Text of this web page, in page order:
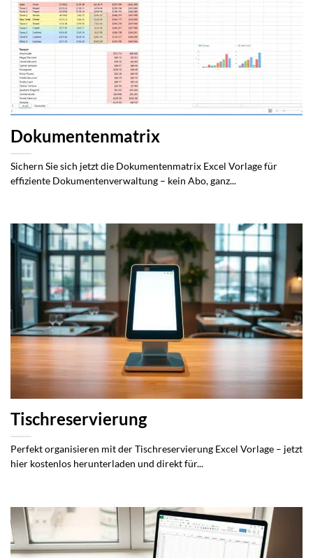
Dokumentenmatrix
Sichern Sie sich jetzt die Dokumentenmatrix Excel Vorlage für
effiziente Dokumentenverwaltung – kein Abo, ganz...
Tischreservierung
Perfekt organisieren mit der Tischreservierung Excel Vorlage – jetzt
hier kostenlos herunterladen und direkt für...